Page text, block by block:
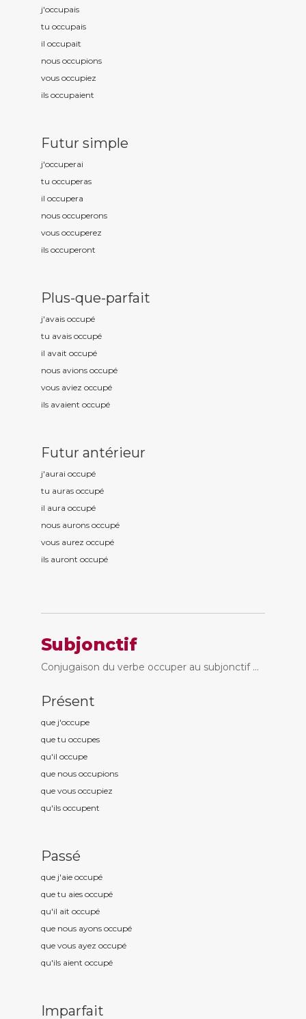
j'occupais
tu occupais
il occupait
nous occupions
vous occupiez
ils occupaient
Futur simple
j'occuperai
tu occuperas
il occupera
nous occuperons
vous occuperez
ils occuperont
Plus-que-parfait
j'avais occupé
tu avais occupé
il avait occupé
nous avions occupé
vous aviez occupé
ils avaient occupé
Futur antérieur
j'aurai occupé
tu auras occupé
il aura occupé
nous aurons occupé
vous aurez occupé
ils auront occupé
Subjonctif
Conjugaison du verbe occuper au subjonctif ...
Présent
que j'occupe
que tu occupes
qu'il occupe
que nous occupions
que vous occupiez
qu'ils occupent
Passé
que j'aie occupé
que tu aies occupé
qu'il ait occupé
que nous ayons occupé
que vous ayez occupé
qu'ils aient occupé
Imparfait